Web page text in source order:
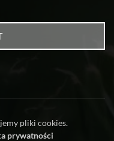
pliki cookies.
prywatności